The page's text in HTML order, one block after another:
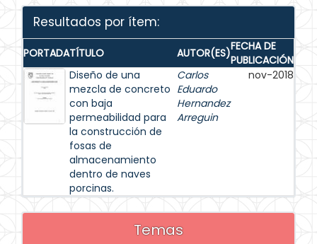
Resultados por ítem:
PORTADATÍTULO AUTOR(ES)FECHA DE
PUBLICACIÓN
Diseño de una
mezcla de concreto
con baja
permeabilidad para
la construcción de
fosas de
almacenamiento
dentro de naves
porcinas.
Carlos
Eduardo
Hernandez
Arreguin
nov-2018
Temas